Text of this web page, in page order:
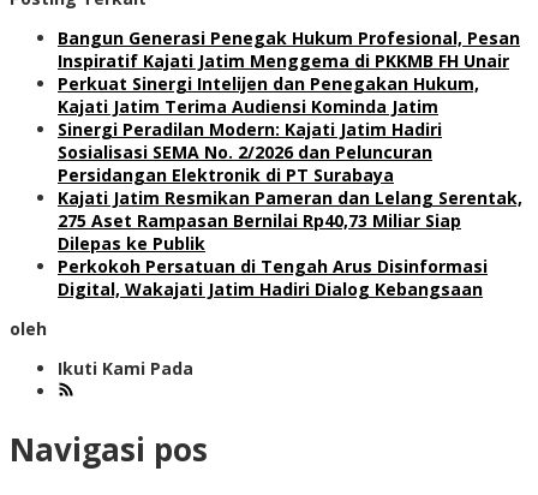
Bangun Generasi Penegak Hukum Profesional, Pesan
Inspiratif Kajati Jatim Menggema di PKKMB FH Unair
Perkuat Sinergi Intelijen dan Penegakan Hukum,
Kajati Jatim Terima Audiensi Kominda Jatim
Sinergi Peradilan Modern: Kajati Jatim Hadiri
Sosialisasi SEMA No. 2/2026 dan Peluncuran
Persidangan Elektronik di PT Surabaya
Kajati Jatim Resmikan Pameran dan Lelang Serentak,
275 Aset Rampasan Bernilai Rp40,73 Miliar Siap
Dilepas ke Publik
Perkokoh Persatuan di Tengah Arus Disinformasi
Digital, Wakajati Jatim Hadiri Dialog Kebangsaan
oleh
Ikuti Kami Pada
Navigasi pos